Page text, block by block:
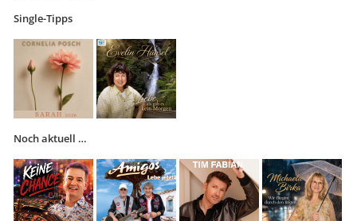
Single-Tipps
Noch aktuell …